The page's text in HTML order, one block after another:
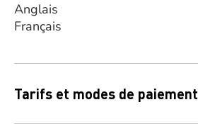
Anglais
Français
Tarifs et modes de paiement